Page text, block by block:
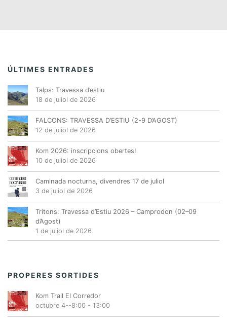
ÚLTIMES ENTRADES
Talps: Travessa d’estiu
18 de juliol de 2026
FALCONS: TRAVESSA D’ESTIU (2-9 D’AGOST)
12 de juliol de 2026
Kom 2026: inscripcions obertes!
10 de juliol de 2026
Caminada nocturna, divendres 17 de juliol
3 de juliol de 2026
Tritons: Travessa d’Estiu 2026 – Camprodon (02–09
d’Agost)
1 de juliol de 2026
PROPERES SORTIDES
Kom Trail El Corredor
octubre 4--8:00 - 13:00